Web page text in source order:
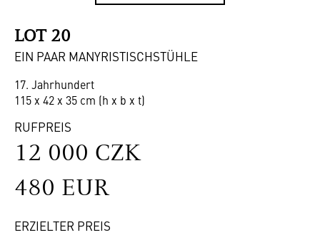
LOT 20
EIN PAAR MANYRISTISCHSTÜHLE
17. Jahrhundert
115 x 42 x 35 cm (h x b x t)
RUFPREIS
12 000 CZK
480 EUR
ERZIELTER PREIS